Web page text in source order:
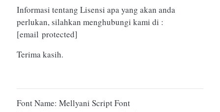
Informasi tentang Lisensi apa yang akan anda
perlukan, silahkan menghubungi kami di :
[email protected]
Terima kasih.
Font Name: Mellyani Script Font